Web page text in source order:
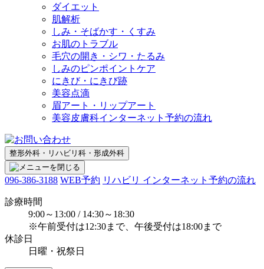
ダイエット
肌解析
しみ・そばかす・くすみ
お肌のトラブル
毛穴の開き・シワ・たるみ
しみのピンポイントケア
にきび・にきび跡
美容点滴
眉アート・リップアート
美容皮膚科インターネット予約の流れ
整形外科・リハビリ科・形成外科
096-386-3188 WEB予約 リハビリ インターネット予約の流れ
診療時間
9:00～13:00 / 14:30～18:30
※午前受付は12:30まで、午後受付は18:00まで
休診日
日曜・祝祭日